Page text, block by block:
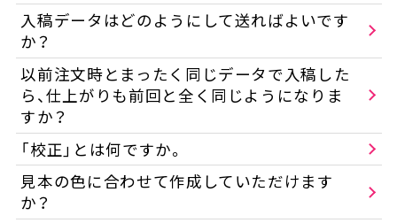
入稿データはどのようにして送ればよいです
か？
以前注文時とまったく同じデータで入稿した
ら、仕上がりも前回と全く同じようになりま
すか？
「校正」とは何ですか。
見本の色に合わせて作成していただけます
か？